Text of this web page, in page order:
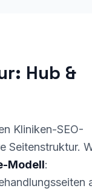
Hub &
Kliniken-SEO-
Seitenstruktur.
Modell: